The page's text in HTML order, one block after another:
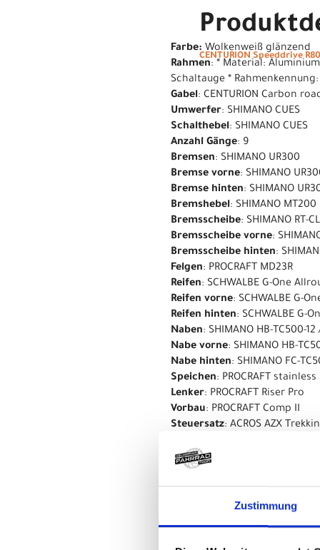
Zustimmung
CENTURION Speeddrive
Farbe: Wolkenweiß glänzend
Rahmen: * Material:
Schaltauge * Rahmenkennung:
Gabel: CENTURION Carbon
Umwerfer: SHIMANO CUES
Schalthebel: SHIMANO CUES
Anzahl Gänge: 9
Bremsen: SHIMANO UR300
Bremse vorne: SHIMANO
Bremse hinten: SHIMANO
Bremshebel: SHIMANO MT200
Bremsscheibe: SHIMANO RT-
Bremsscheibe vorne:
Bremsscheibe hinten:
Felgen: PROCRAFT MD23R
Reifen: SCHWALBE G-One
Reifen vorne: SCHWALBE G-
Reifen hinten: SCHWALBE G-
Naben: SHIMANO HB-TC500-
Nabe vorne: SHIMANO HB-
Nabe hinten: SHIMANO FC-
Speichen: PROCRAFT stainless
Lenker: PROCRAFT Riser Pro
Vorbau: PROCRAFT Comp II
Steuersatz: ACROS AZX
Sattel: PROCRAFT Cross Sport II
Sattelstütze
seSattelklemmet_clamp:
: CENTURION R